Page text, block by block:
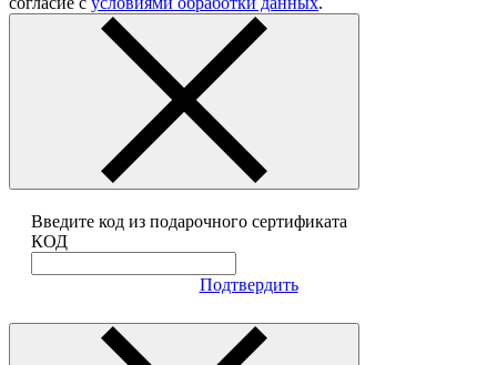
Введите код из подарочного сертификата
КОД
Подтвердить